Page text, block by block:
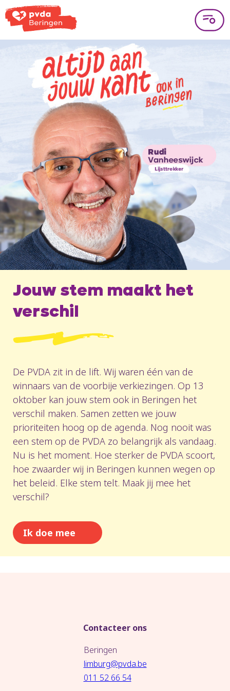
Jouw stem maakt het
verschil
De PVDA zit in de lift. Wij waren één van de
winnaars van de voorbije verkiezingen. Op 13
oktober kan jouw stem ook in Beringen het
verschil maken. Samen zetten we jouw
prioriteiten hoog op de agenda. Nog nooit was
een stem op de PVDA zo belangrijk als vandaag.
Nu is het moment. Hoe sterker de PVDA scoort,
hoe zwaarder wij in Beringen kunnen wegen op
het beleid. Elke stem telt. Maak jij mee het
verschil?
Ik doe mee
Contacteer ons
Beringen
limburg@pvda.be
011 52 66 54